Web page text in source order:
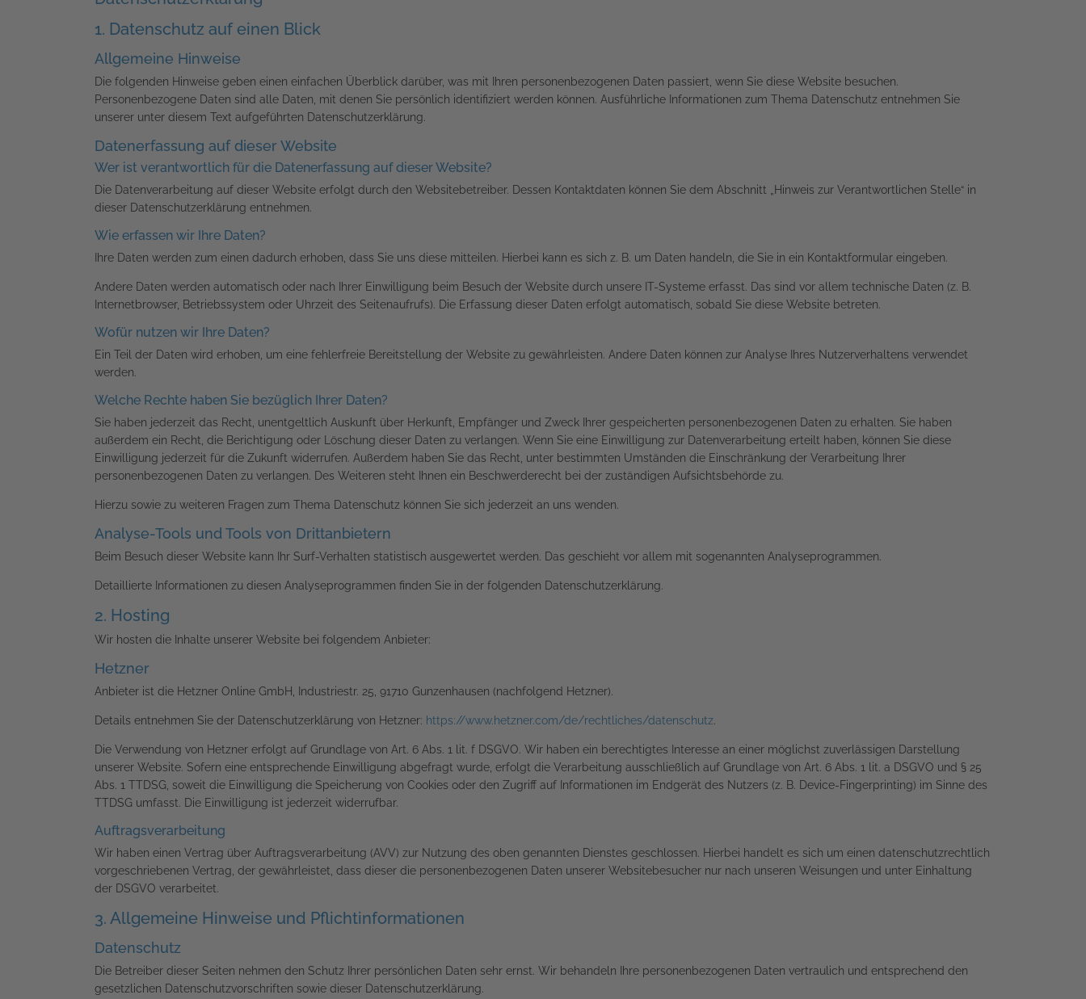
1. Datenschutz auf einen Blick
Allgemeine Hinweise
Die folgenden Hinweise geben einen einfachen Überblick darüber, was mit Ihren personenbezogenen Daten passiert, wenn Sie diese Website besuchen.
Personenbezogene Daten sind alle Daten, mit denen Sie persönlich identifiziert werden können. Ausführliche Informationen zum Thema Datenschutz entnehmen Sie
unserer unter diesem Text aufgeführten Datenschutzerklärung.
Datenerfassung auf dieser Website
Wer ist verantwortlich für die Datenerfassung auf dieser Website?
Die Datenverarbeitung auf dieser Website erfolgt durch den Websitebetreiber. Dessen Kontaktdaten können Sie dem Abschnitt „Hinweis zur Verantwortlichen Stelle“ in
dieser Datenschutzerklärung entnehmen.
Wie erfassen wir Ihre Daten?
Ihre Daten werden zum einen dadurch erhoben, dass Sie uns diese mitteilen. Hierbei kann es sich z. B. um Daten handeln, die Sie in ein Kontaktformular eingeben.
Andere Daten werden automatisch oder nach Ihrer Einwilligung beim Besuch der Website durch unsere IT-Systeme erfasst. Das sind vor allem technische Daten (z. B.
Internetbrowser, Betriebssystem oder Uhrzeit des Seitenaufrufs). Die Erfassung dieser Daten erfolgt automatisch, sobald Sie diese Website betreten.
Wofür nutzen wir Ihre Daten?
Ein Teil der Daten wird erhoben, um eine fehlerfreie Bereitstellung der Website zu gewährleisten. Andere Daten können zur Analyse Ihres Nutzerverhaltens verwendet
werden.
Welche Rechte haben Sie bezüglich Ihrer Daten?
Sie haben jederzeit das Recht, unentgeltlich Auskunft über Herkunft, Empfänger und Zweck Ihrer gespeicherten personenbezogenen Daten zu erhalten. Sie haben
außerdem ein Recht, die Berichtigung oder Löschung dieser Daten zu verlangen. Wenn Sie eine Einwilligung zur Datenverarbeitung erteilt haben, können Sie diese
Einwilligung jederzeit für die Zukunft widerrufen. Außerdem haben Sie das Recht, unter bestimmten Umständen die Einschränkung der Verarbeitung Ihrer
personenbezogenen Daten zu verlangen. Des Weiteren steht Ihnen ein Beschwerderecht bei der zuständigen Aufsichtsbehörde zu.
Hierzu sowie zu weiteren Fragen zum Thema Datenschutz können Sie sich jederzeit an uns wenden.
Analyse-Tools und Tools von Dritt­anbietern
Beim Besuch dieser Website kann Ihr Surf-Verhalten statistisch ausgewertet werden. Das geschieht vor allem mit sogenannten Analyseprogrammen.
Detaillierte Informationen zu diesen Analyseprogrammen finden Sie in der folgenden Datenschutzerklärung.
2. Hosting
Wir hosten die Inhalte unserer Website bei folgendem Anbieter:
Hetzner
Anbieter ist die Hetzner Online GmbH, Industriestr. 25, 91710 Gunzenhausen (nachfolgend Hetzner).
Details entnehmen Sie der Datenschutzerklärung von Hetzner: https://www.hetzner.com/de/rechtliches/datenschutz
Die Verwendung von Hetzner erfolgt auf Grundlage von Art. 6 Abs. 1 lit. f DSGVO. Wir haben ein berechtigtes Interesse an einer möglichst zuverlässigen Darstellung
unserer Website. Sofern eine entsprechende Einwilligung abgefragt wurde, erfolgt die Verarbeitung ausschließlich auf Grundlage von Art. 6 Abs. 1 lit. a DSGVO und § 25
Abs. 1 TTDSG, soweit die Einwilligung die Speicherung von Cookies oder den Zugriff auf Informationen im Endgerät des Nutzers (z. B. Device-Fingerprinting) im Sinne des
TTDSG umfasst. Die Einwilligung ist jederzeit widerrufbar.
Auftragsverarbeitung
Wir haben einen Vertrag über Auftragsverarbeitung (AVV) zur Nutzung des oben genannten Dienstes geschlossen. Hierbei handelt es sich um einen datenschutzrechtlich
vorgeschriebenen Vertrag, der gewährleistet, dass dieser die personenbezogenen Daten unserer Websitebesucher nur nach unseren Weisungen und unter Einhaltung
der DSGVO verarbeitet.
3. Allgemeine Hinweise und Pflicht­informationen
Datenschutz
Die Betreiber dieser Seiten nehmen den Schutz Ihrer persönlichen Daten sehr ernst. Wir behandeln Ihre personenbezogenen Daten vertraulich und entsprechend den
gesetzlichen Datenschutzvorschriften sowie dieser Datenschutzerklärung.